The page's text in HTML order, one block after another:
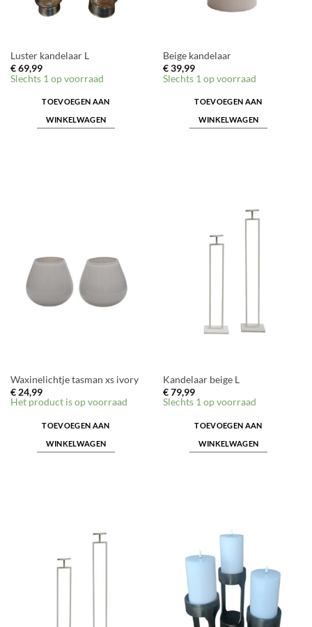
Luster kandelaar L
€69,99
Slechts 1 op voorraad
TOEVOEGEN AAN
WINKELWAGEN
Beige kandelaar
€39,99
Slechts 1 op voorraad
TOEVOEGEN AAN
WINKELWAGEN
Waxinelichtje tasman xs ivory
€24,99
Het product is op voorraad
TOEVOEGEN AAN
WINKELWAGEN
Kandelaar beige L
€79,99
Slechts 1 op voorraad
TOEVOEGEN AAN
WINKELWAGEN